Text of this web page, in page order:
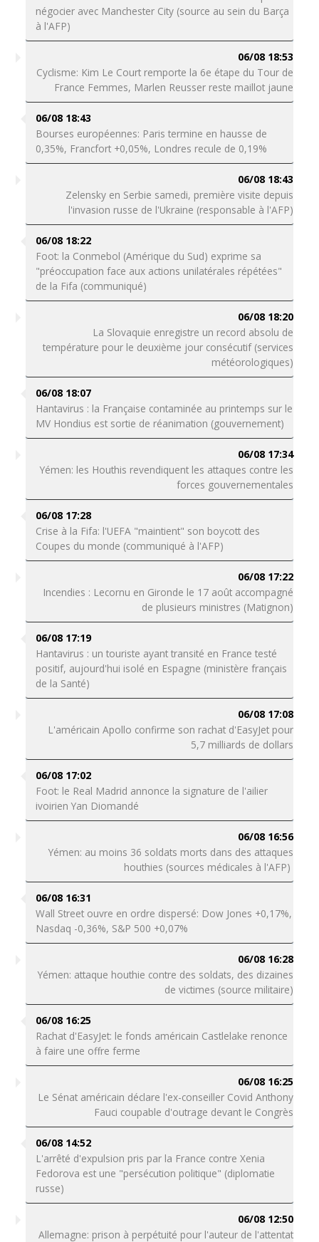
négocier avec Manchester City (source au sein du Barça
à l'AFP)
06/08 18:53
Cyclisme: Kim Le Court remporte la 6e étape du Tour de
France Femmes, Marlen Reusser reste maillot jaune
06/08 18:43
Bourses européennes: Paris termine en hausse de
0,35%, Francfort +0,05%, Londres recule de 0,19%
06/08 18:43
Zelensky en Serbie samedi, première visite depuis
l'invasion russe de l'Ukraine (responsable à l'AFP)
06/08 18:22
Foot: la Conmebol (Amérique du Sud) exprime sa
"préoccupation face aux actions unilatérales répétées"
de la Fifa (communiqué)
06/08 18:20
La Slovaquie enregistre un record absolu de
température pour le deuxième jour consécutif (services
météorologiques)
06/08 18:07
Hantavirus : la Française contaminée au printemps sur le
MV Hondius est sortie de réanimation (gouvernement)
06/08 17:34
Yémen: les Houthis revendiquent les attaques contre les
forces gouvernementales
06/08 17:28
Crise à la Fifa: l'UEFA "maintient" son boycott des
Coupes du monde (communiqué à l'AFP)
06/08 17:22
Incendies : Lecornu en Gironde le 17 août accompagné
de plusieurs ministres (Matignon)
06/08 17:19
Hantavirus : un touriste ayant transité en France testé
positif, aujourd'hui isolé en Espagne (ministère français
de la Santé)
06/08 17:08
L'américain Apollo confirme son rachat d'EasyJet pour
5,7 milliards de dollars
06/08 17:02
Foot: le Real Madrid annonce la signature de l'ailier
ivoirien Yan Diomandé
06/08 16:56
Yémen: au moins 36 soldats morts dans des attaques
houthies (sources médicales à l'AFP)
06/08 16:31
Wall Street ouvre en ordre dispersé: Dow Jones +0,17%,
Nasdaq -0,36%, S&P 500 +0,07%
06/08 16:28
Yémen: attaque houthie contre des soldats, des dizaines
de victimes (source militaire)
06/08 16:25
Rachat d'EasyJet: le fonds américain Castlelake renonce
à faire une offre ferme
06/08 16:25
Le Sénat américain déclare l'ex-conseiller Covid Anthony
Fauci coupable d'outrage devant le Congrès
06/08 14:52
L'arrêté d'expulsion pris par la France contre Xenia
Fedorova est une "persécution politique" (diplomatie
russe)
06/08 12:50
Allemagne: prison à perpétuité pour l'auteur de l'attentat